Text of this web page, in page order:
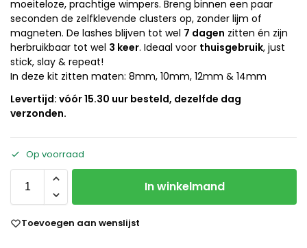
moeiteloze, prachtige wimpers. Breng binnen een paar
seconden de zelfklevende clusters op, zonder lijm of
magneten. De lashes blijven tot wel 7 dagen zitten én zijn
herbruikbaar tot wel 3 keer. Ideaal voor thuisgebruik, just
stick, slay & repeat!
In deze kit zitten maten: 8mm, 10mm, 12mm & 14mm
Levertijd: vóór 15.30 uur besteld, dezelfde dag
verzonden.
Op voorraad
In winkelmand
Toevoegen aan wenslijst